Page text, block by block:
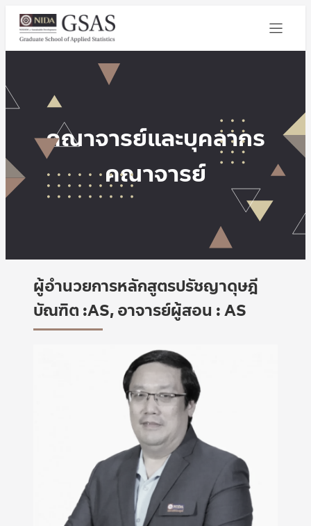
คณาจารย์และบุคลากร
คณาจารย์
ผู้อำนวยการหลักสูตรปรัชญาดุษฎี
บัณฑิต :AS, อาจารย์ผู้สอน : AS